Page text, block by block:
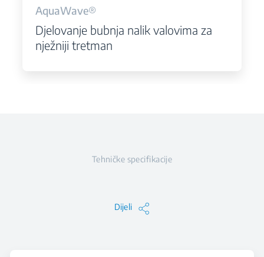
AquaWave®
Djelovanje bubnja nalik valovima za
nježniji tretman
Tehničke specifikacije
Dijeli